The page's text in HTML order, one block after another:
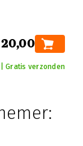
Gratis verzonden